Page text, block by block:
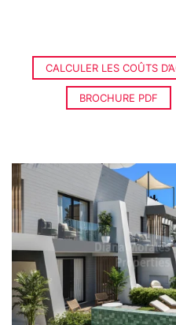
CALCULER LES COÛTS
BROCHURE PDF